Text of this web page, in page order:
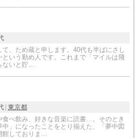
て、ため蔵と申します。40代も半ばにさし
という勤め人です。これまで「マイルは飛
ないと貯…
東京都
食べ飲み、好きな音楽に読書…。そのとき
中」になったことをとり揃えた、「夢中図
館しておりま…